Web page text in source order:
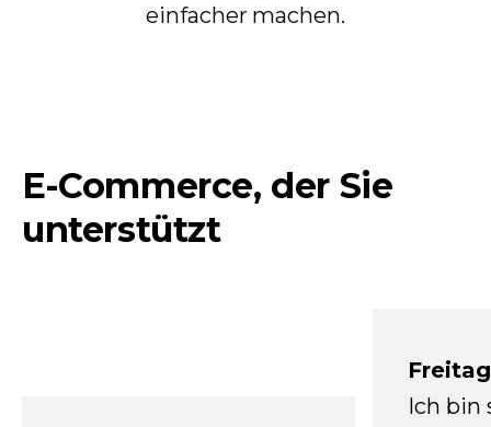
einfacher machen.
E-Commerce, der Sie
unterstützt
Ich bin